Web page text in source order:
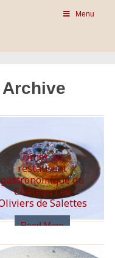
Menu
Dîner au
restaurant
gastronomique du
Château Les
de Salettes
Read More